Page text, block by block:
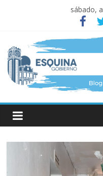
sábado,